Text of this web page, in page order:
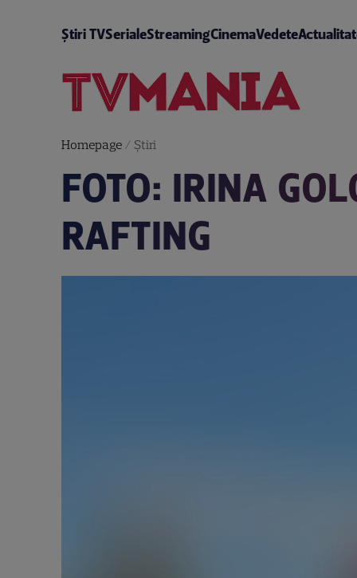
Știri TVSerialeStreamingCinemaVedete
Homepage/ Știri
FOTO: IRINA
RAFTING